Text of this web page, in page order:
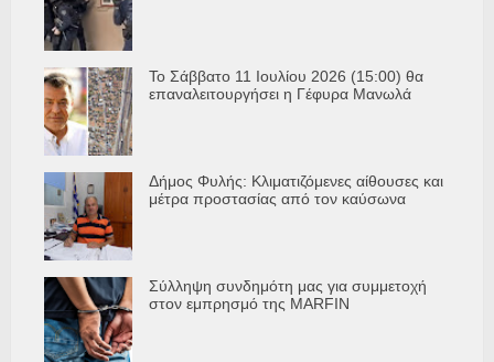
Το Σάββατο 11 Ιουλίου 2026 (15:00) θα
επαναλειτουργήσει η Γέφυρα Μανωλά
Δήμος Φυλής: Κλιματιζόμενες αίθουσες και
μέτρα προστασίας από τον καύσωνα
Σύλληψη συνδημότη μας για συμμετοχή
στον εμπρησμό της MARFIN